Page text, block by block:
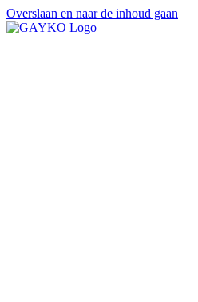
Overslaan en naar de inhoud gaan